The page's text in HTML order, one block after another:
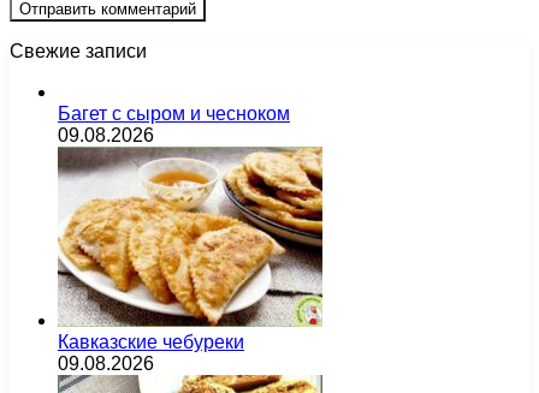
Свежие записи
Багет с сыром и чесноком
09.08.2026
Кавказские чебуреки
09.08.2026